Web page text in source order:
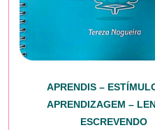
APRENDIS –
APRENDIZAGEM –
ESCREVENDO